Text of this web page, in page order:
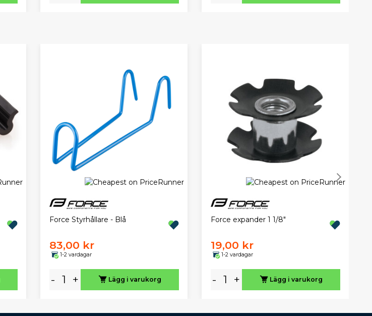
Force Styrhållare - Blå
83,00 kr
1-2 vardagar
- + Lägg i varukorg
Force expander 1 1/8"
19,00 kr
1-2 vardagar
- + Lägg i varukorg